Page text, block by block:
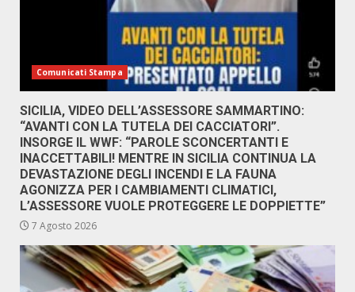
Comunicati Stampa
SICILIA, VIDEO DELL’ASSESSORE SAMMARTINO:
“AVANTI CON LA TUTELA DEI CACCIATORI”.
INSORGE IL WWF: “PAROLE SCONCERTANTI E
INACCETTABILI! MENTRE IN SICILIA CONTINUA LA
DEVASTAZIONE DEGLI INCENDI E LA FAUNA
AGONIZZA PER I CAMBIAMENTI CLIMATICI,
L’ASSESSORE VUOLE PROTEGGERE LE DOPPIETTE”
7 Agosto 2026